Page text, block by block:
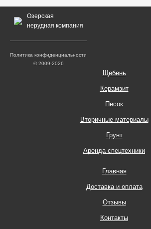
Озерская
нерудная компания
Политика конфиденциальности
© 2009-2026
Щебень
Керамзит
Песок
Вторичные материалы
Грунт
Аренда спецтехники
Главная
Доставка и оплата
Отзывы
Контакты